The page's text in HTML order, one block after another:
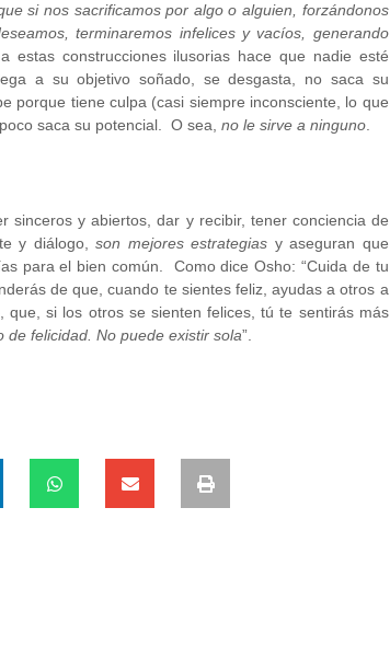
si nos sacrificamos por algo o alguien, forzándonos
terminaremos infelices y vacíos, generando
estas construcciones ilusorias hace que nadie esté
a su objetivo soñado, se desgasta, no saca su
porque tiene culpa (casi siempre inconsciente, lo que
saca su potencial. O sea, no le sirve a ninguno.
sinceros y abiertos, dar y recibir, tener conciencia de
y diálogo,son mejores estrategias y aseguran que
para el bien común. Como dice Osho: “Cuida de tu
de que, cuando te sientes feliz, ayudas a otros a
que, si los otros se sienten felices, tú te sentirás más
felicidad. No puede existir sola”.